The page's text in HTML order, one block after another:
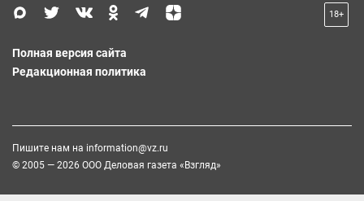
18+
Полная версия сайта
Редакционная политика
Пишите нам на information@vz.ru
© 2005 — 2026 ООО Деловая газета «Взгляд»